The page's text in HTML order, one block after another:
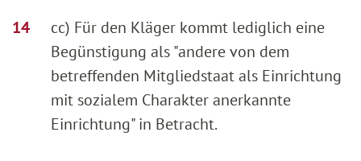
cc) Für den Kläger kommt lediglich eine
Begünstigung als "andere von dem
betreffenden Mitgliedstaat als Einrichtung
mit sozialem Charakter anerkannte
Einrichtung" in Betracht.